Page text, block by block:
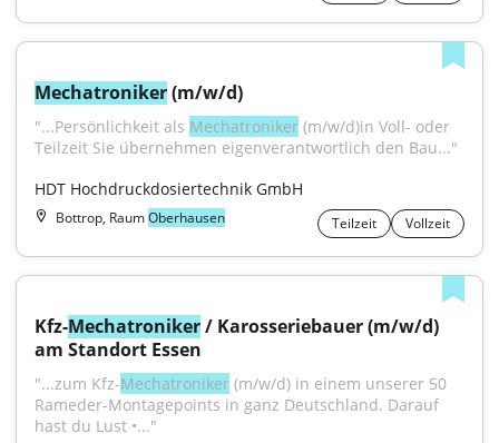
Mechatroniker (m/w/d)
"...Persönlichkeit als Mechatroniker (m/w/d)in Voll- oder
Teilzeit Sie übernehmen eigenverantwortlich den Bau..."
HDT Hochdruckdosiertechnik GmbH
Bottrop, RaumOberhausen Teilzeit Vollzeit
Kfz-Mechatroniker / Karosseriebauer (m/w/d)
am Standort Essen
"...zum Kfz-Mechatroniker (m/w/d) in einem unserer 50
Rameder-Montagepoints in ganz Deutschland. Darauf
hast du Lust •..."